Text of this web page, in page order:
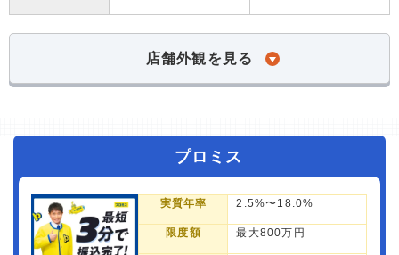
店舗外観を見る
プロミス
実質年率 2.5%〜18.0%
限度額 最大800万円